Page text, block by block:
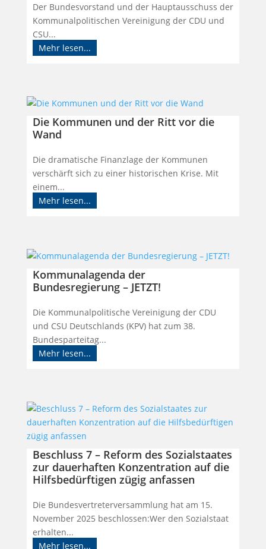
Der Bundesvorstand und der Hauptausschuss der
Kommunalpolitischen Vereinigung der CDU und
CSU...
Mehr lesen...
Die Kommunen und der Ritt vor die
Wand
Die dramatische Finanzlage der Kommunen
verschärft sich zu einer historischen Krise. Mit
einem...
Mehr lesen...
Kommunalagenda der
Bundesregierung – JETZT!
Die Kommunalpolitische Vereinigung der CDU
und CSU Deutschlands (KPV) hat zum 38.
Bundesparteitag...
Mehr lesen...
Beschluss 7 – Reform des Sozialstaates
zur dauerhaften Konzentration auf die
Hilfsbedürftigen zügig anfassen
Die Bundesvertreterversammlung hat am 15.
November 2025 beschlossen:Wer den Sozialstaat
erhalten...
Mehr lesen...